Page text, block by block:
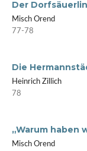
Der
Misch Orend
77-78
Die
Heinrich Zillich
78
„Warum haben
Misch Orend